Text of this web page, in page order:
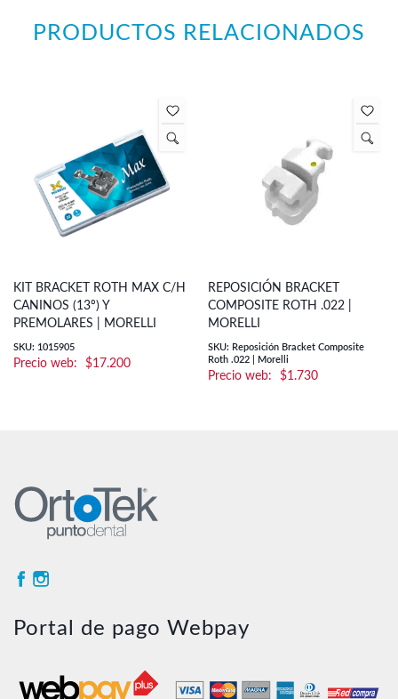
PRODUCTOS RELACIONADOS
KIT BRACKET ROTH MAX C/H
CANINOS (13º) Y
PREMOLARES | MORELLI
SKU: 1015905
$17.200
REPOSICIÓN BRACKET
COMPOSITE ROTH .022 |
MORELLI
SKU: Reposición Bracket Composite
Roth .022 | Morelli
$1.730
Portal de pago Webpay